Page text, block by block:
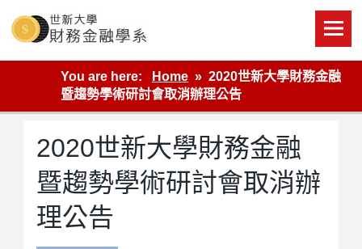
content
世新大學財金系網站
You are here:
Home
2020世新大學財務金融
暨趨勢學術研討會取消辦理公告
2020世新大學財務金融
暨趨勢學術研討會取消辦
理公告